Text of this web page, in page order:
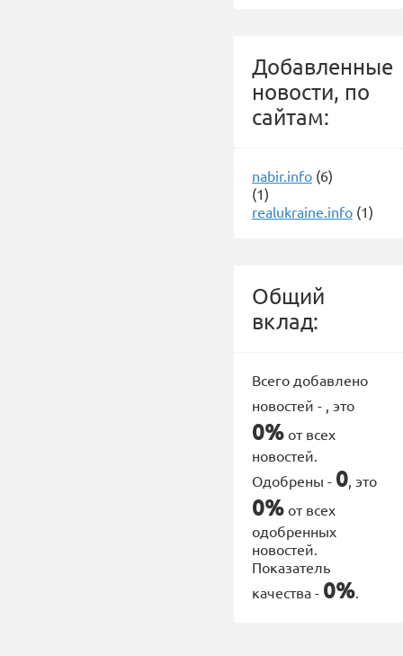
Добавленные
новости, по
сайтам:
nabir.info (6)
(1)
realukraine.info (1)
Общий
вклад:
Всего добавлено
новостей - , это
0% от всех
новостей.
Одобрены - 0, это
0% от всех
одобренных
новостей.
Показатель
качества - 0%.